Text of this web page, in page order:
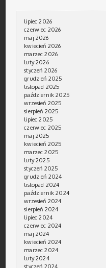
lipiec 2026
czerwiec 2026
maj 2026
kwiecień 2026
marzec 2026
luty 2026
styczeń 2026
grudzień 2025
listopad 2025
październik 2025
wrzesień 2025
sierpień 2025
lipiec 2025
czerwiec 2025
maj 2025
kwiecień 2025
marzec 2025
luty 2025
styczeń 2025
grudzień 2024
listopad 2024
październik 2024
wrzesień 2024
sierpień 2024
lipiec 2024
czerwiec 2024
maj 2024
kwiecień 2024
marzec 2024
luty 2024
styczeń 2024